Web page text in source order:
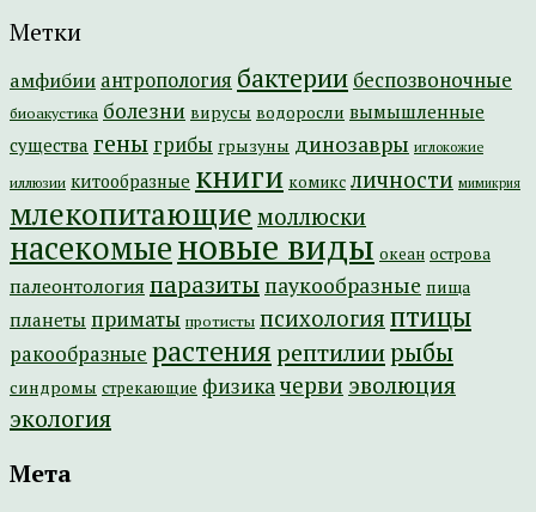
Метки
амфибии антропология бактерии беспозвоночные
биоакустика болезни вирусы водоросли вымышленные
существа гены грибы грызуны динозавры иглокожие
иллюзии китообразные книги комикс личности мимикрия
млекопитающие моллюски
насекомыеновые виды океан острова
палеонтология паразиты паукообразные пища
планеты приматы протисты психология птицы
ракообразные растениярептилиирыбы
синдромы стрекающие физикачерви эволюция
экология
Мета